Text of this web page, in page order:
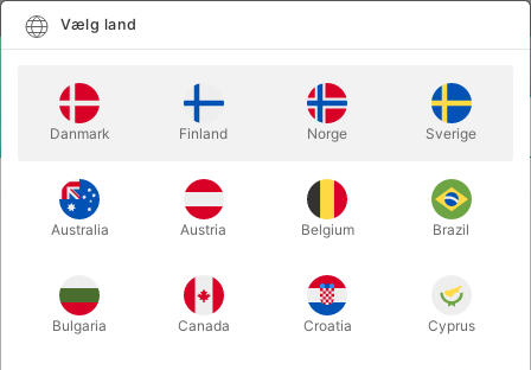
SCENE TRYLLERI VENOM CUBE COMPACT - Henry Harrius
VENOM CUBE COMPACT - Henry
Harrius
Varenummer: 5075COMPACT
Vælg land
Danmark Finland Norge Sverige
Australia Austria Belgium Brazil
Bulgaria Canada Croatia Cyprus